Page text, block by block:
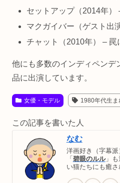
セットアップ（2014年）
マクガイバー（ゲスト出
チャット（2010年） – 罠
他にも多数のインディペンデ
品に出演しています。
女優・モデル 1980年代生ま
この記事を書いた人
なむ
洋画好き（字幕
「 碧眼のルル」も
い猫たちにも癒さ